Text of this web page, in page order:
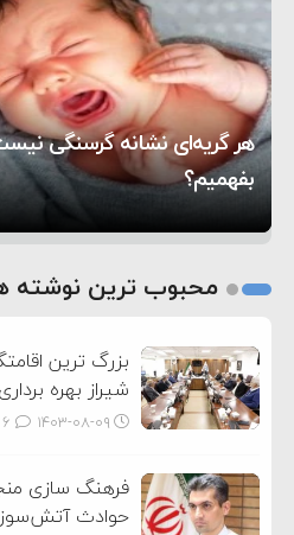
متوقف شدند
ترامپ مدعی توافق تاریخی
حماس شد
۸:۵۷
اعتراض عراقچی به همتای
به آمریکا در حملات به
۱۶:۱۹
کشورهایی که به
سختی خواهند گرفت
۱۰:۱۵
سنتکام پایان تجاوز جدید
۶:۰۵
هر گریه‌ای نشانه گرسنگی نیست؛
بفهمیم؟
تغذیه پدر می‌تواند بر سلامت
روی دیگر زندگی
2
محبوب ترین نوشته
بزرگ ترین
شیراز بهره
۱۴۰۳-۰۸-۰۹
حوادث